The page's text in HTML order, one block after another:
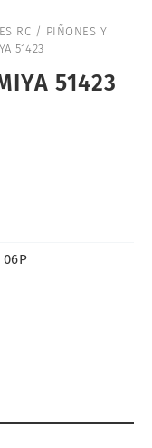
RC / PIÑONES Y
51423
51423
06P